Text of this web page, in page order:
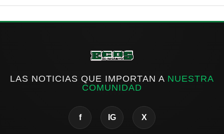
LAS NOTICIAS QUE IMPORTAN A NUESTRA
COMUNIDAD
f IG X